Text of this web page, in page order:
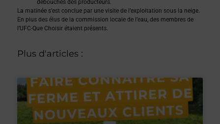
débouchés des producteurs.
La matinée s’est conclue par une visite de l’exploitation sous la neige.
En plus des élus de la commission locale de l’eau, des membres de
l’UFC-Que Choisir étaient présents.
Plus d'articles :